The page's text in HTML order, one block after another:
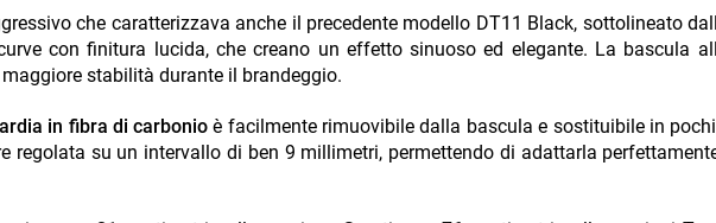
che caratterizzava anche il precedente modello DT11 Black, sottolineato
con finitura lucida, che creano un effetto sinuoso ed elegante. La bascula
stabilità durante il brandeggio.
in fibra di carbonio è facilmente rimuovibile dalla bascula e sostituibile in
regolata su un intervallo di ben 9 millimetri, permettendo di adattarla